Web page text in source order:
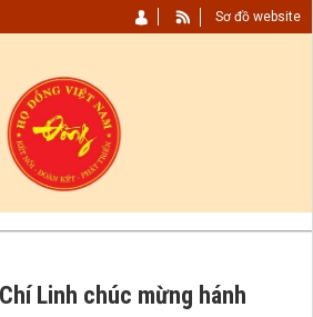
Sơ đồ website
Linh chúc mừng hánh